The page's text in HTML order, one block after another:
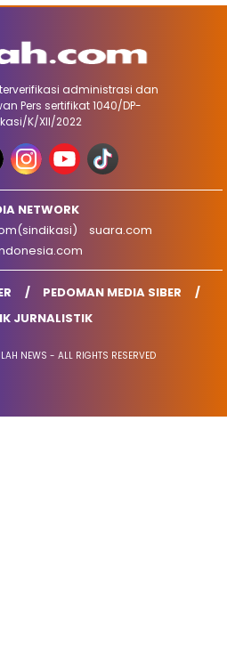
administrasi dan
Pers sertifikat 1040/DP-
K/XII/2022
NETWORK
suara.com
PEDOMAN MEDIA SIBER
JURNALISTIK
NEWS - ALL RIGHTS RESERVED